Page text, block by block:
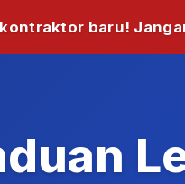
baru!